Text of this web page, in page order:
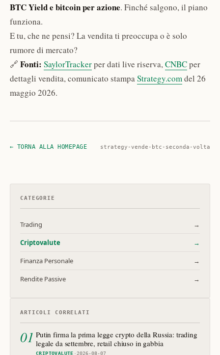
BTC Yield e bitcoin per azione. Finché salgono, il piano
funziona.
E tu, che ne pensi? La vendita ti preoccupa o è solo
rumore di mercato?
🔗 Fonti: SaylorTrackerper dati live riserva,CNBCper
dettagli vendita, comunicato stampaStrategy.comdel 26
maggio 2026.
← TORNA ALLA HOMEPAGE strategy-vende-btc-seconda-volta
CATEGORIE
Trading →
Criptovalute →
Finanza Personale →
Rendite Passive →
ARTICOLI CORRELATI
01 Putin firma la prima legge crypto della Russia: trading
legale da settembre, retail chiuso in gabbia
CRIPTOVALUTE ·2026-08-07